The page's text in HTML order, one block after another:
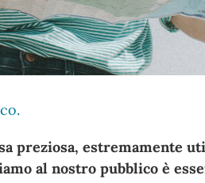
preziosa, estremamente
al nostro pubblico è